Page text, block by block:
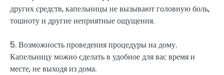
других средств, капельницы не вызывают головную боль,
тошноту и другие неприятные ощущения.
5. Возможность проведения процедуры на дому.
Капельницу можно сделать в удобное для вас время и
месте, не выходя из дома.